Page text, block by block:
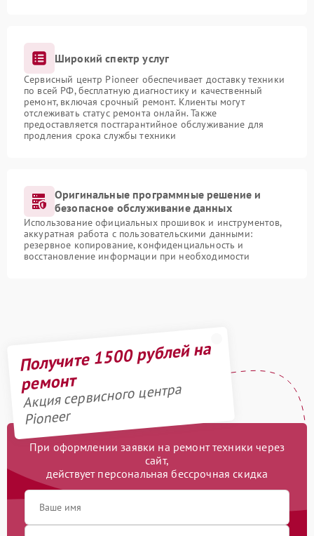
Широкий спектр услуг
Сервисный центр Pioneer обеспечивает доставку техники
по всей РФ, бесплатную диагностику и качественный
ремонт, включая срочный ремонт. Клиенты могут
отслеживать статус ремонта онлайн. Также
предоставляется постгарантийное обслуживание для
продления срока службы техники
Оригинальные программные решение и
безопасное обслуживание данных
Использование официальных прошивок и инструментов,
аккуратная работа с пользовательскими данными:
резервное копирование, конфиденциальность и
восстановление информации при необходимости
Получите 1500 рублей на
ремонт
Акция сервисного центра
Pioneer
При оформлении заявки на ремонт техники через
сайт,
действует персональная бессрочная скидка